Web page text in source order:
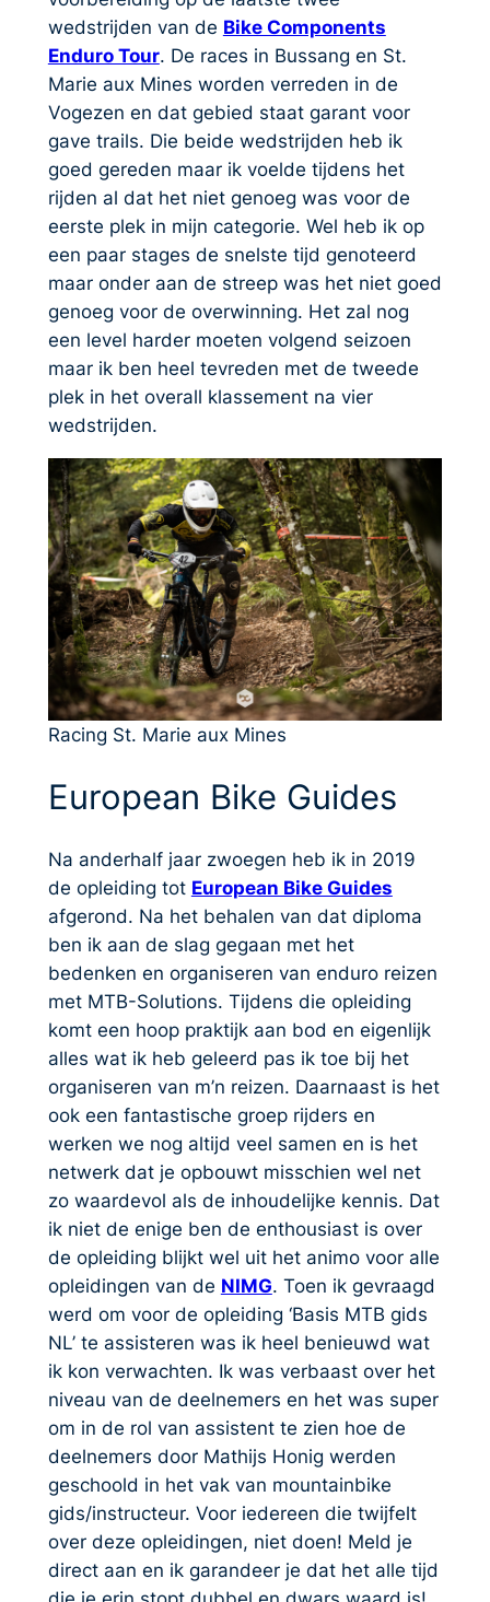
wedstrijden van de Bike Components
Enduro Tour. De races in Bussang en St.
Marie aux Mines worden verreden in de
Vogezen en dat gebied staat garant voor
gave trails. Die beide wedstrijden heb ik
goed gereden maar ik voelde tijdens het
rijden al dat het niet genoeg was voor de
eerste plek in mijn categorie. Wel heb ik op
een paar stages de snelste tijd genoteerd
maar onder aan de streep was het niet goed
genoeg voor de overwinning. Het zal nog
een level harder moeten volgend seizoen
maar ik ben heel tevreden met de tweede
plek in het overall klassement na vier
wedstrijden.
Racing St. Marie aux Mines
European Bike Guides
Na anderhalf jaar zwoegen heb ik in 2019
de opleiding tot European Bike Guides
afgerond. Na het behalen van dat diploma
ben ik aan de slag gegaan met het
bedenken en organiseren van enduro reizen
met MTB-Solutions. Tijdens die opleiding
komt een hoop praktijk aan bod en eigenlijk
alles wat ik heb geleerd pas ik toe bij het
organiseren van m’n reizen. Daarnaast is het
ook een fantastische groep rijders en
werken we nog altijd veel samen en is het
netwerk dat je opbouwt misschien wel net
zo waardevol als de inhoudelijke kennis. Dat
ik niet de enige ben de enthousiast is over
de opleiding blijkt wel uit het animo voor alle
opleidingen van de NIMG. Toen ik gevraagd
werd om voor de opleiding ‘Basis MTB gids
NL’ te assisteren was ik heel benieuwd wat
ik kon verwachten. Ik was verbaast over het
niveau van de deelnemers en het was super
om in de rol van assistent te zien hoe de
deelnemers door Mathijs Honig werden
geschoold in het vak van mountainbike
gids/instructeur. Voor iedereen die twijfelt
over deze opleidingen, niet doen! Meld je
direct aan en ik garandeer je dat het alle tijd